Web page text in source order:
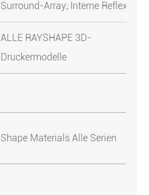
Surround-Array; Interne Reflexion
ALLE RAYSHAPE 3D-
Druckermodelle
Shape Materials Alle Serien